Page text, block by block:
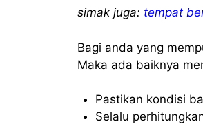
simak juga: tempat
Bagi anda yang
Maka ada baiknya
Pastikan kondisi
Selalu